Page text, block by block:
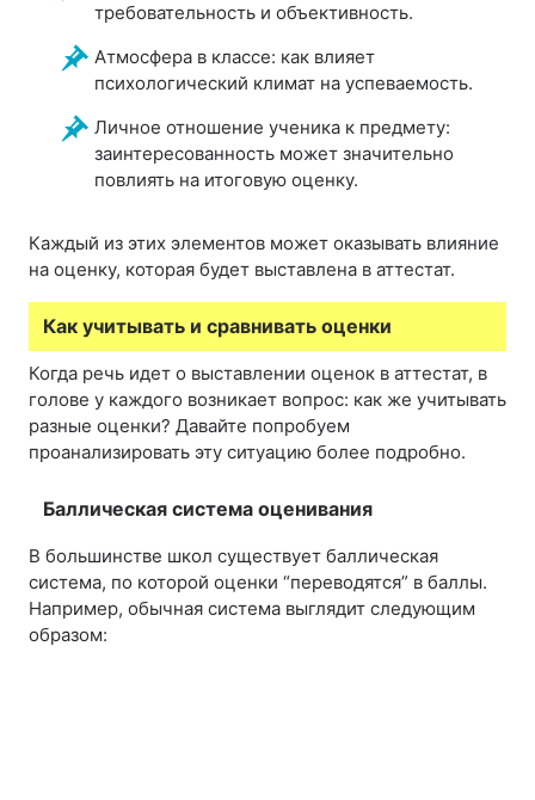
требовательность и объективность.
Атмосфера в классе: как влияет
психологический климат на успеваемость.
Личное отношение ученика к предмету:
заинтересованность может значительно
повлиять на итоговую оценку.
Каждый из этих элементов может оказывать влияние
на оценку, которая будет выставлена в аттестат.
Как учитывать и сравнивать оценки
Когда речь идет о выставлении оценок в аттестат, в
голове у каждого возникает вопрос: как же учитывать
разные оценки? Давайте попробуем
проанализировать эту ситуацию более подробно.
Баллическая система оценивания
В большинстве школ существует баллическая
система, по которой оценки “переводятся” в баллы.
Например, обычная система выглядит следующим
образом: